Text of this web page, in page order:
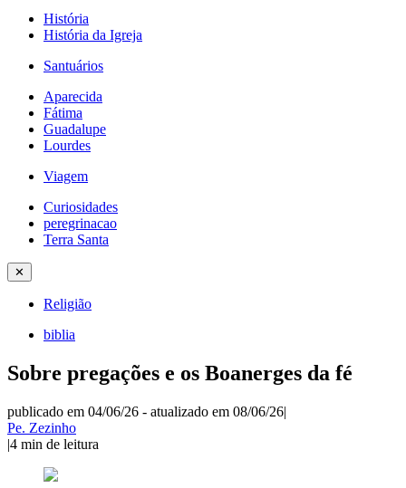
História
História da Igreja
Santuários
Aparecida
Fátima
Guadalupe
Lourdes
Viagem
Curiosidades
peregrinacao
Terra Santa
✕
Religião
biblia
Sobre pregações e os Boanerges da fé
publicado em 04/06/26 - atualizado em 08/06/26|
Pe. Zezinho
|4 min de leitura